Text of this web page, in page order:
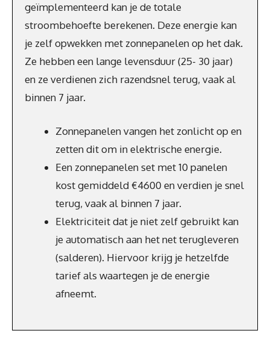
geïmplementeerd kan je de totale
stroombehoefte berekenen. Deze energie kan
je zelf opwekken met zonnepanelen op het dak.
Ze hebben een lange levensduur (25- 30 jaar)
en ze verdienen zich razendsnel terug, vaak al
binnen 7 jaar.
Zonnepanelen vangen het zonlicht op en
zetten dit om in elektrische energie.
Een zonnepanelen set met 10 panelen
kost gemiddeld €4600 en verdien je snel
terug, vaak al binnen 7 jaar.
Elektriciteit dat je niet zelf gebruikt kan
je automatisch aan het net terugleveren
(salderen). Hiervoor krijg je hetzelfde
tarief als waartegen je de energie
afneemt.